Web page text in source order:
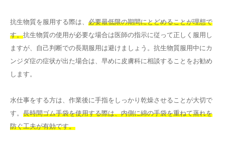
抗生物質を服用する際は、 必要最低限の期間にとどめることが理想で
す。抗生物質の使用が必要な場合は医師の指示に従って正しく服用し
ますが、自己判断での長期服用は避けましょう。抗生物質服用中にカ
ンジダ症の症状が出た場合は、早めに皮膚科に相談することをお勧め
します。
水仕事をする方は、作業後に手指をしっかり乾燥させることが大切で
す。 長時間ゴム手袋を使用する際は、内側に綿の手袋を重ねて蒸れを
防ぐ工夫が有効です。